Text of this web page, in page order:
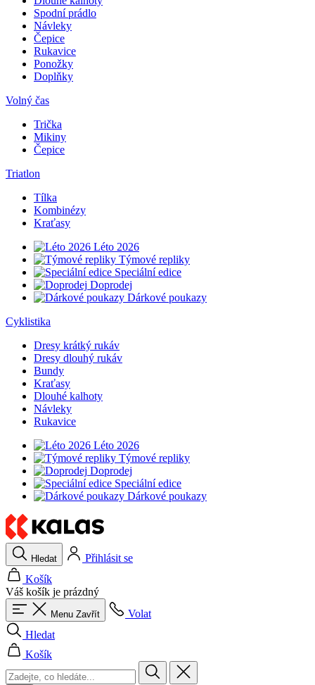
Spodní prádlo
Návleky
Čepice
Rukavice
Ponožky
Doplňky
Volný čas
Trička
Mikiny
Čepice
Triatlon
Tílka
Kombinézy
Kraťasy
Léto 2026
Týmové repliky
Speciální edice
Doprodej
Dárkové poukazy
Cyklistika
Dresy krátký rukáv
Dresy dlouhý rukáv
Bundy
Kraťasy
Dlouhé kalhoty
Návleky
Rukavice
Léto 2026
Týmové repliky
Doprodej
Speciální edice
Dárkové poukazy
Hledat
Přihlásit se
Košík
Váš košík je prázdný
Menu Zavřít
Volat
Hledat
Košík